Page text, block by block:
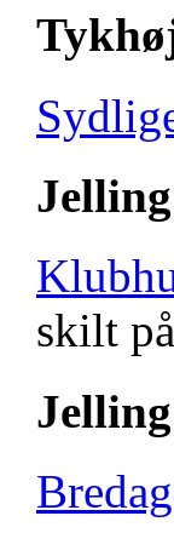
skilt